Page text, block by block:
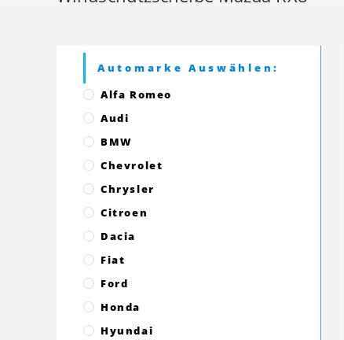
Automarke Auswählen:
Alfa Romeo
Audi
BMW
Chevrolet
Chrysler
Citroen
Dacia
Fiat
Ford
Honda
Hyundai